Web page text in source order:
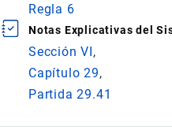
Regla 6
Notas Explicativas del
Sección VI
Capítulo 29
Partida 29.41